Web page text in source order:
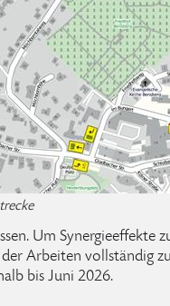
Um Synergieeffekte
Arbeiten vollständig
bis Juni 2026.